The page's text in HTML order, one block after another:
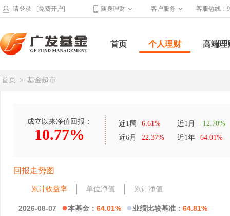
请登录 [免费开户] 随身理财 客户服务 客服热线：
首页 个人理财 高端理
首页 > 基金超市
成立以来净值回报：
10.77%
近1周 6.61% 近1月
-12.70%
近6月
22.37% 近1年 64.01%
回报走势图
累计收益率 单位净值 累计净值
2026-08-07 ●本基金： 64.01% ●业绩比较基准： 64.81%